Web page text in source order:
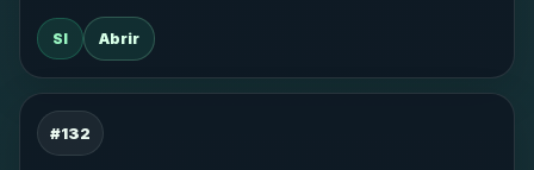
SI Abrir
#132